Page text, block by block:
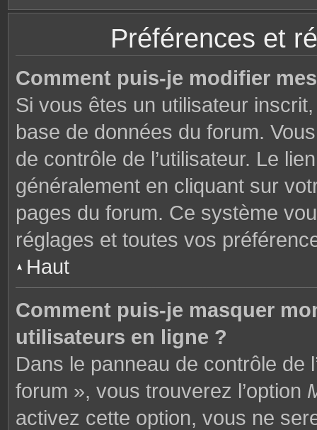
Préférences et
Comment puis-je modifier
Si vous êtes un utilisateur
base de données du forum.
de contrôle de l’utilisateur. Le
généralement en cliquant sur
pages du forum. Ce système
réglages et toutes vos
Haut
Comment puis-je masquer
utilisateurs en ligne ?
Dans le panneau de contrôle de
forum », vous trouverez l’option
activez cette option, vous ne